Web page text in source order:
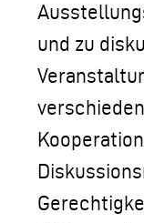
und zu